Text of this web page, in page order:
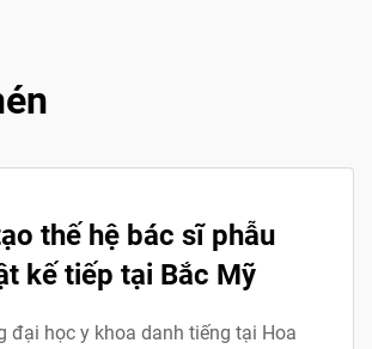
thế hệ bác sĩ phẫu
kế tiếp tại Bắc Mỹ
đại học y khoa danh tiếng tại Hoa